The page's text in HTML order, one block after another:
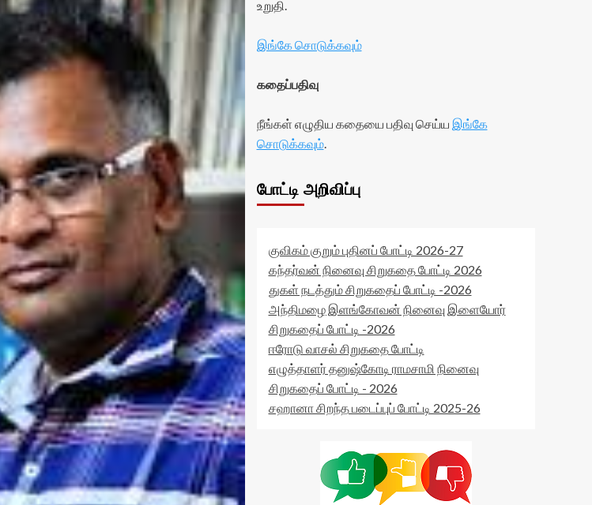
உறுதி.
இங்கே சொடுக்கவும்
கதைப்பதிவு
நீங்கள் எழுதிய கதையை பதிவு செய்ய இங்கே
சொடுக்கவும்.
போட்டி அறிவிப்பு
குவிகம் குறும் புதினப் போட்டி 2026-27
கந்தர்வன் நினைவு சிறுகதை போட்டி 2026
துகள் நடத்தும் சிறுகதைப் போட்டி -2026
அந்திமழை இளங்கோவன் நினைவு இளையோர்
சிறுகதைப் போட்டி -2026
ஈரோடு வாசல் சிறுகதை போட்டி
எழுத்தாளர் தனுஷ்கோடி ராமசாமி நினைவு
சிறுகதைப் போட்டி - 2026
சஹானா சிறந்த படைப்புப் போட்டி 2025-26